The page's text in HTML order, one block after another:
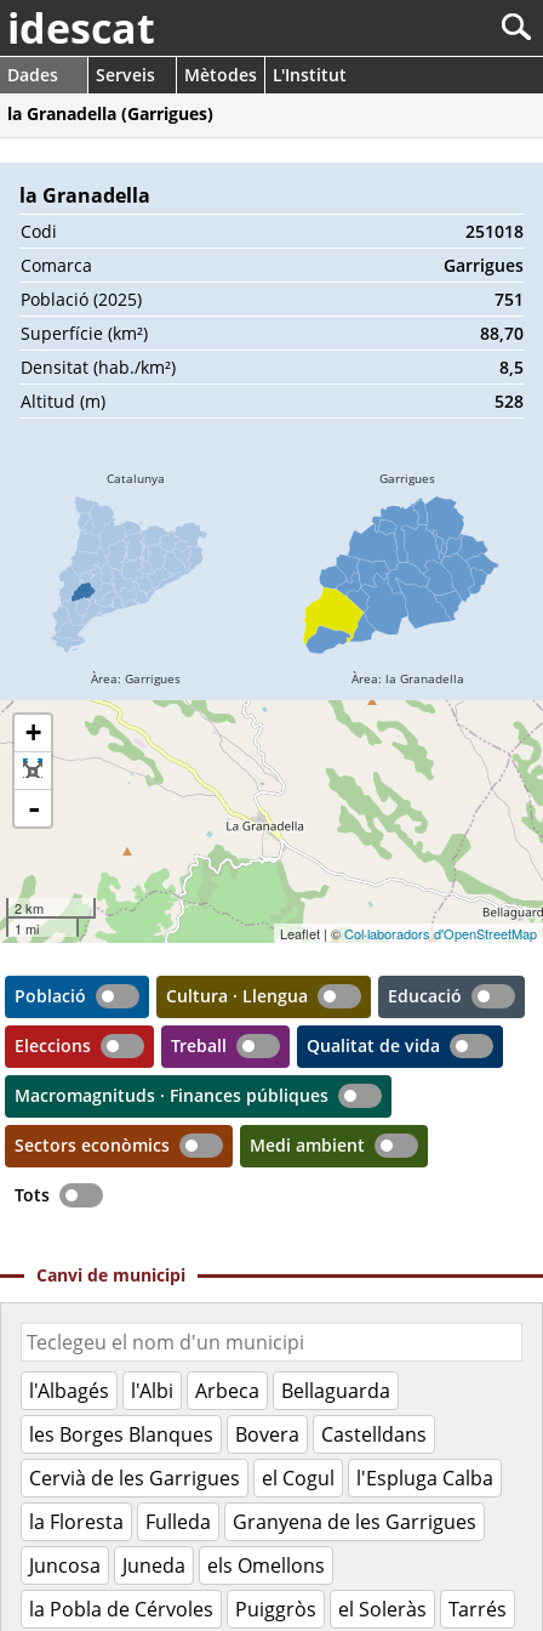
idescat
Dades Serveis Mètodes
L'Institut
la Granadella (Garrigues)
la Granadella
Codi
251018
Comarca
Garrigues
Població (2025)
751
Superfície (km²)
88,70
Densitat (hab./km²)
8,5
Altitud (m)
528
+
-
2 km
1 mi
Leaflet | ©Col·laboradors d'OpenStreetMap
Població Cultura · Llengua Educació
Eleccions Treball Qualitat de vida
Macromagnituds · Finances públiques
Sectors econòmics Medi ambient
Tots
Canvi de municipi
l'Albagés l'Albi Arbeca
Bellaguarda
les Borges Blanques
Bovera
Castelldans
Cervià de les Garrigues
el Cogul
l'Espluga Calba
la Floresta
Fulleda
Granyena de les Garrigues
Juncosa
Juneda
els Omellons
la Pobla de Cérvoles
Puiggròs el Soleràs Tarrés